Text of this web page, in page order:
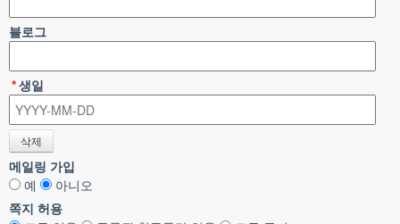
블로그
*생일
메일링 가입
예
아니오
쪽지 허용